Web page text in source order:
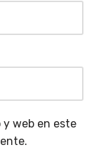
y web en este